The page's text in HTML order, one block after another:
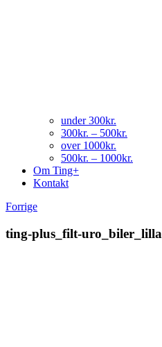
under 300kr.
300kr. – 500kr.
over 1000kr.
500kr. – 1000kr.
Om Ting+
Kontakt
Forrige
ting-plus_filt-uro_biler_lilla